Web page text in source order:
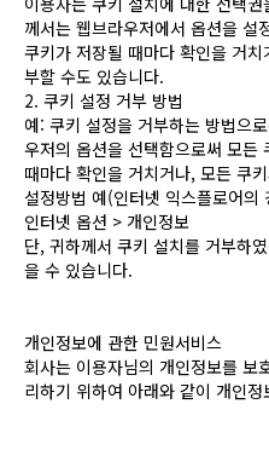
께서는 웹브라우저에서 옵션을 설
쿠키가 저장될 때마다 확인을 거
부할 수도 있습니다.
2. 쿠키 설정 거부 방법
예: 쿠키 설정을 거부하는 방법으
우저의 옵션을 선택함으로써 모든
때마다 확인을 거치거나, 모든 쿠
설정방법 예(인터넷 익스플로어
인터넷 옵션 > 개인정보
단, 귀하께서 쿠키 설치를 거부하
을 수 있습니다.
개인정보에 관한 민원서비스
회사는 이용자님의 개인정보를 보
리하기 위하여 아래와 같이 개인